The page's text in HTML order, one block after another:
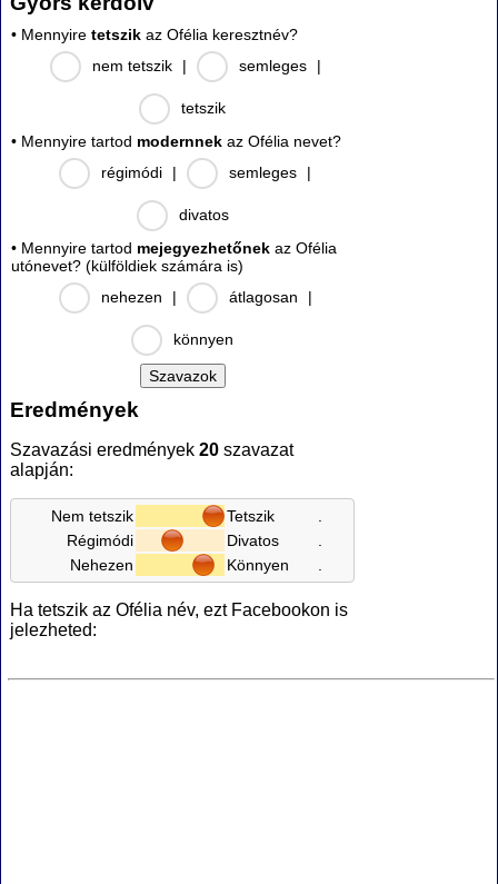
• Mennyire tetszik az Ofélia keresztnév?
nem tetszik
| semleges |
tetszik
• Mennyire tartod modernnek az Ofélia nevet?
régimódi
| semleges |
divatos
• Mennyire tartod mejegyezhetőnek az Ofélia
utónevet? (külföldiek számára is)
nehezen
| átlagosan |
könnyen
Eredmények
Szavazási eredmények 20 szavazat
alapján:
Nem tetszik Tetszik
Régimódi
Divatos
Nehezen
Könnyen
Ha tetszik az Ofélia név, ezt Facebookon is
jelezheted: